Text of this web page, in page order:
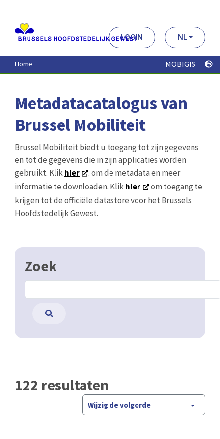
contenu
principal
LOGIN NL
Home MOBIGIS
Metadatacatalogus van
Brussel Mobiliteit
Brussel Mobiliteit biedt u toegang tot zijn gegevens
en tot de gegevens die in zijn applicaties worden
gebruikt. Klikhier
. om de metadata en meer
informatie te downloaden. Klikhier
om toegang te
krijgen tot de officiële datastore voor het Brussels
Hoofdstedelijk Gewest.
Zoek
122 resultaten
Wijzig de volgorde